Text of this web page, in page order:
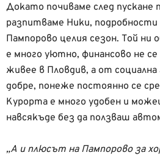
Докато почиваме след пускане
разпитваме Ники,
Пампорово целия сезон. Той ни
е много уютно, финансово не
живее в Пловдив, а от социална
добре, понеже постоянно се
Курорта е много удобен и
навсякъде без да ползваш
„А и плюсът на Пампорово за